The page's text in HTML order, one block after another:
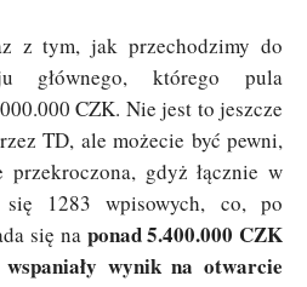
z tym, jak przechodzimy do
głównego, którego pula
CZK. Nie jest to jeszcze
TD, ale możecie być pewni,
przekroczona, gdyż łącznie w
1283 wpisowych, co, po
się na ponad 5.400.000 CZK
wspaniały wynik na otwarcie